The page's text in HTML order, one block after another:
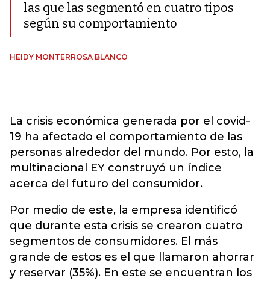
las que las segmentó en cuatro tipos
según su comportamiento
HEIDY MONTERROSA BLANCO
La crisis económica generada por el covid-
19 ha afectado el comportamiento de las
personas alrededor del mundo. Por esto, la
multinacional EY construyó un índice
acerca del futuro del consumidor.
Por medio de este, la empresa identificó
que durante esta crisis se crearon cuatro
segmentos de consumidores. El más
grande de estos es el que llamaron ahorrar
y reservar (35%). En este se encuentran los